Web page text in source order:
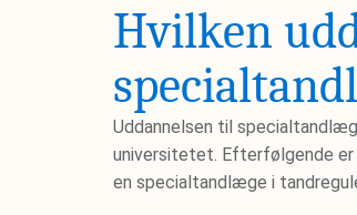
Hvilken
Uddannelsen til
universitetet. Efterfølgende er
en specialtandlæge i